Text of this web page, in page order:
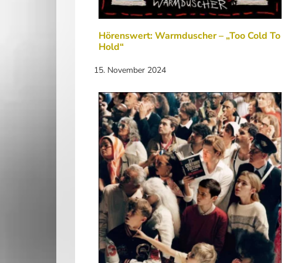
Hörenswert: Warmduscher – „Too Cold To
Hold“
15. November 2024